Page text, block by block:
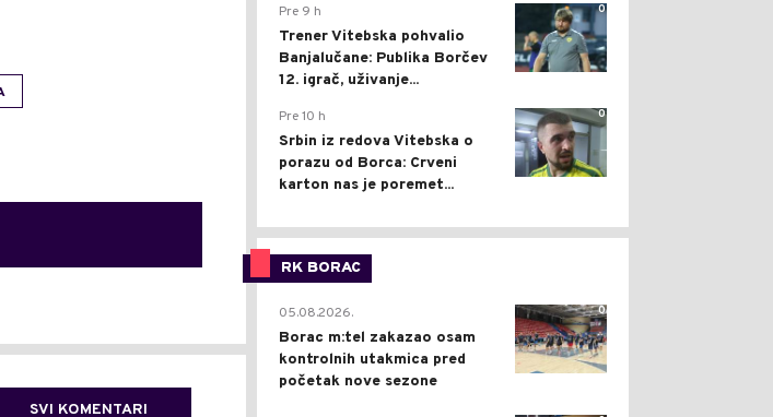
SVI KOMENTARI
0
Pre 9 h
Trener Vitebska pohvalio
Banjalučane: Publika Borčev
12. igrač, uživanje...
0
Pre 10 h
Srbin iz redova Vitebska o
porazu od Borca: Crveni
karton nas je poremet...
RK BORAC
0
05.08.2026.
Borac m:tel zakazao osam
kontrolnih utakmica pred
početak nove sezone